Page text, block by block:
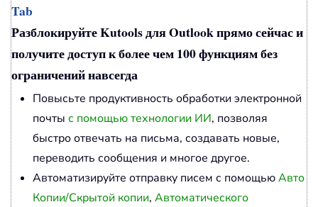
Tab
Разблокируйте Kutools для Outlook прямо сейчас и
получите доступ к более чем 100 функциям без
ограничений навсегда
Повысьте продуктивность обработки электронной
почты с помощью технологии ИИ, позволяя
быстро отвечать на письма, создавать новые,
переводить сообщения и многое другое.
Автоматизируйте отправку писем с помощьюАвто
Копии/Скрытой копии, Автоматического